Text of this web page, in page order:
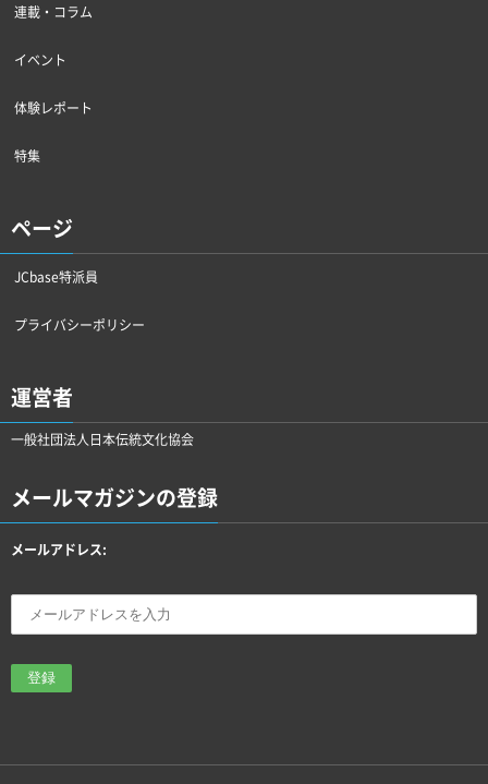
連載・コラム
イベント
体験レポート
特集
ページ
JCbase特派員
プライバシーポリシー
運営者
一般社団法人日本伝統文化協会
メールマガジンの登録
メールアドレス: